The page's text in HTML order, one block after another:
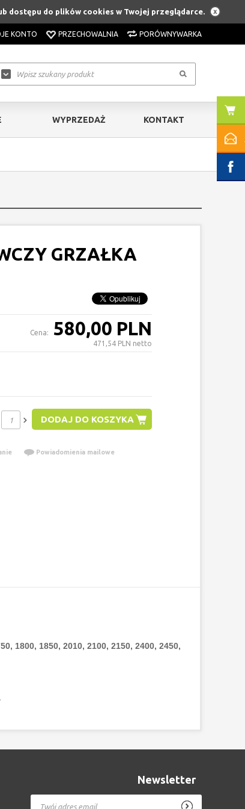
dostępu do plików cookies w Twojej przeglądarce.
KONTO PRZECHOWALNIA PORÓWNYWARKA
WYPRZEDAŻ KONTAKT
GRZAŁKA
Cena: 580,00 PLN
471,54 PLN netto
DODAJ DO KOSZYKA
Powiadomienia mailowe
1800, 1850, 2010, 2100, 2150, 2400, 2450,
Newsletter